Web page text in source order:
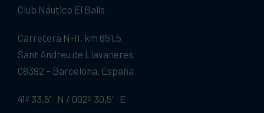
Club Náutico El Balís
Carretera N-II, km 651,5
Sant Andreu de Llavaneres
08392 – Barcelona, España
41º 33,5′ N / 002º 30,5′ E